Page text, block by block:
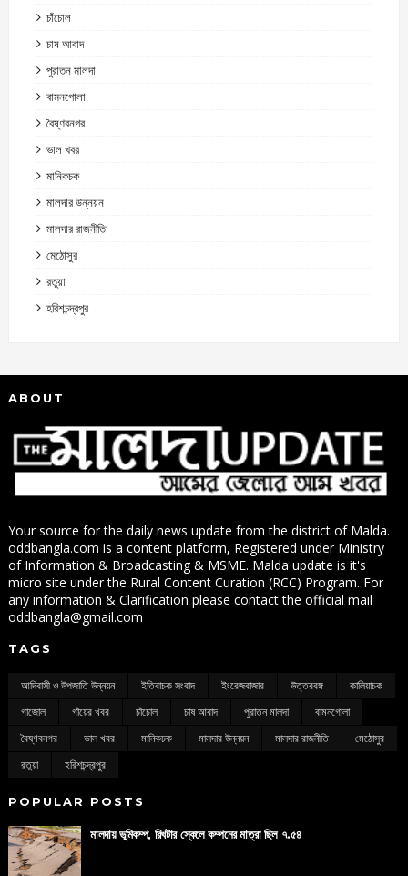
চাঁচোল
চাষ আবাদ
পুরাতন মালদা
বামনগোলা
বৈষ্ণবনগর
ভাল খবর
মানিকচক
মালদার উন্নয়ন
মালদার রাজনীতি
মেঠোসুর
রতুয়া
হরিশচন্দ্রপুর
ABOUT
Your source for the daily news update from the district of Malda.
oddbangla.com is a content platform, Registered under Ministry
of Information & Broadcasting & MSME. Malda update is it's
micro site under the Rural Content Curation (RCC) Program. For
any information & Clarification please contact the official mail
oddbangla@gmail.com
TAGS
আদিবাসী ও উপজাতি উন্নয়ন ইতিবাচক সংবাদ ইংরেজবাজার উত্তরবঙ্গ
কালিয়াচক
গাজোল
গাঁয়ের খবর চাঁচোল চাষ আবাদ পুরাতন মালদা
বামনগোলা
বৈষ্ণবনগর
ভাল খবর মানিকচক মালদার উন্নয়ন মালদার রাজনীতি
মেঠোসুর
রতুয়া
হরিশচন্দ্রপুর
POPULAR POSTS
মালদায় ভূমিকম্প, রিখটার স্কেলে কম্পনের মাত্রা ছিল ৭.৫৪